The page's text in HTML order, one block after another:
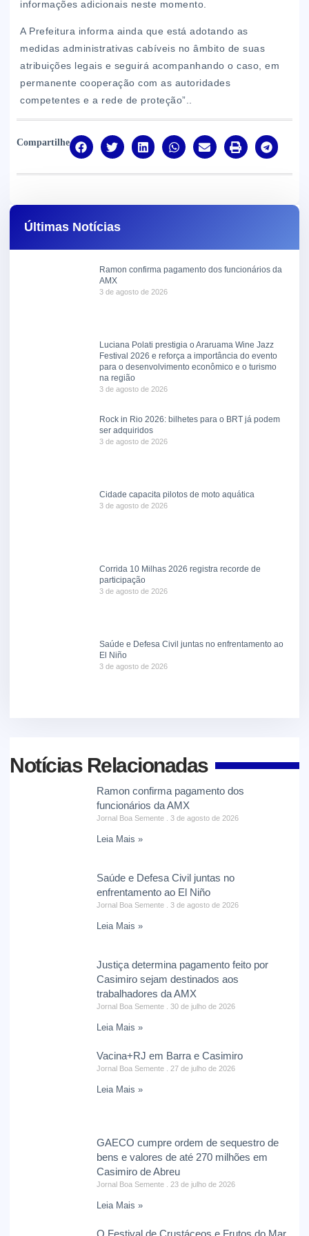
informações adicionais neste momento.
A Prefeitura informa ainda que está adotando as
medidas administrativas cabíveis no âmbito de suas
atribuições legais e seguirá acompanhando o caso, em
permanente cooperação com as autoridades
competentes e a rede de proteção”..
Compartilhe
Últimas Notícias
Ramon confirma pagamento dos funcionários da
AMX
3 de agosto de 2026
Luciana Polati prestigia o Araruama Wine Jazz
Festival 2026 e reforça a importância do evento
para o desenvolvimento econômico e o turismo
na região
3 de agosto de 2026
Rock in Rio 2026: bilhetes para o BRT já podem
ser adquiridos
3 de agosto de 2026
Cidade capacita pilotos de moto aquática
3 de agosto de 2026
Corrida 10 Milhas 2026 registra recorde de
participação
3 de agosto de 2026
Saúde e Defesa Civil juntas no enfrentamento ao
El Niño
3 de agosto de 2026
Notícias Relacionadas
Ramon confirma pagamento dos
funcionários da AMX
Jornal Boa Semente 3 de agosto de 2026
Leia Mais »
Saúde e Defesa Civil juntas no
enfrentamento ao El Niño
Jornal Boa Semente 3 de agosto de 2026
Leia Mais »
Justiça determina pagamento feito por
Casimiro sejam destinados aos
trabalhadores da AMX
Jornal Boa Semente 30 de julho de 2026
Leia Mais »
Vacina+RJ em Barra e Casimiro
Jornal Boa Semente 27 de julho de 2026
Leia Mais »
GAECO cumpre ordem de sequestro de
bens e valores de até 270 milhões em
Casimiro de Abreu
Jornal Boa Semente 23 de julho de 2026
Leia Mais »
O Festival de Crustáceos e Frutos do Mar